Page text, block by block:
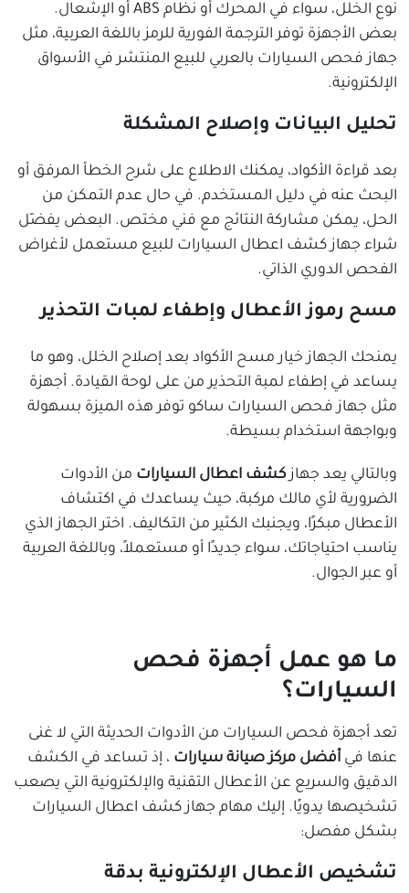
نوع الخلل، سواء في المحرك أو نظام ABS أو الإشعال.
بعض الأجهزة توفر الترجمة الفورية للرمز باللغة العربية، مثل
جهاز فحص السيارات بالعربي للبيع المنتشر في الأسواق
الإلكترونية.
تحليل البيانات وإصلاح المشكلة
بعد قراءة الأكواد، يمكنك الاطلاع على شرح الخطأ المرفق أو
البحث عنه في دليل المستخدم. في حال عدم التمكن من
الحل، يمكن مشاركة النتائج مع فني مختص. البعض يفضّل
شراء جهاز كشف اعطال السيارات للبيع مستعمل لأغراض
الفحص الدوري الذاتي.
مسح رموز الأعطال وإطفاء لمبات التحذير
يمنحك الجهاز خيار مسح الأكواد بعد إصلاح الخلل، وهو ما
يساعد في إطفاء لمبة التحذير من على لوحة القيادة. أجهزة
مثل جهاز فحص السيارات ساكو توفر هذه الميزة بسهولة
وبواجهة استخدام بسيطة.
وبالتالي يعد جهازكشف اعطال السيارات من الأدوات
الضرورية لأي مالك مركبة، حيث يساعدك في اكتشاف
الأعطال مبكرًا، ويجنبك الكثير من التكاليف. اختر الجهاز الذي
يناسب احتياجاتك، سواء جديدًا أو مستعملاً، وباللغة العربية
أو عبر الجوال.
ما هو عمل أجهزة فحص
السيارات؟
تعد أجهزة فحص السيارات من الأدوات الحديثة التي لا غنى
عنها فيأفضل مركز صيانة سيارات ، إذ تساعد في الكشف
الدقيق والسريع عن الأعطال التقنية والإلكترونية التي يصعب
تشخيصها يدويًا. إليك مهام جهاز كشف اعطال السيارات
بشكل مفصل:
تشخيص الأعطال الإلكترونية بدقة